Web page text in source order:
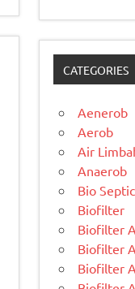
CATEGORIES
Aenerob
Aerob
Air
Anaerob
Bio
Biofilter
Biofilter
Biofilter
Biofilter